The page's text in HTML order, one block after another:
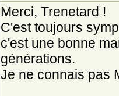
Merci, Trenetard !
C'est toujours
c'est une bonne
générations.
Je ne connais pas